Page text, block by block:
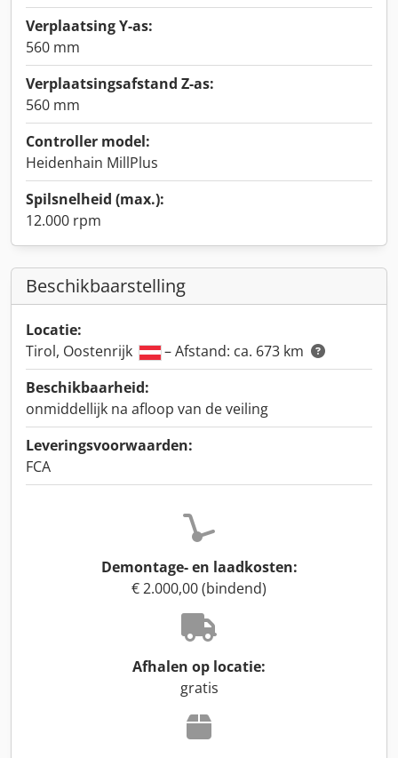
Verplaatsing Y-as:
560 mm
Verplaatsingsafstand Z-as:
560 mm
Controller model:
Heidenhain MillPlus
Spilsnelheid (max.):
12.000 rpm
Beschikbaarstelling
Locatie:
Tirol, Oostenrijk
– Afstand: ca. 673 km
Beschikbaarheid:
onmiddellijk na afloop van de veiling
Leveringsvoorwaarden:
FCA
Demontage- en laadkosten:
€ 2.000,00 (bindend)
Afhalen op locatie:
gratis